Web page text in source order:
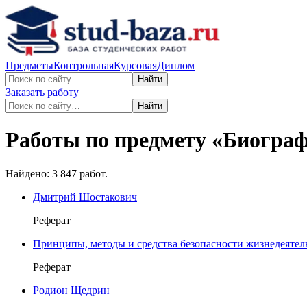
ПредметыКонтрольнаяКурсоваяДиплом
Найти
Заказать работу
Найти
Работы по предмету «
Найдено: 3 847 работ.
Дмитрий Шостакович
Реферат
Принципы, методы и средства безопасности
Реферат
Родион Щедрин